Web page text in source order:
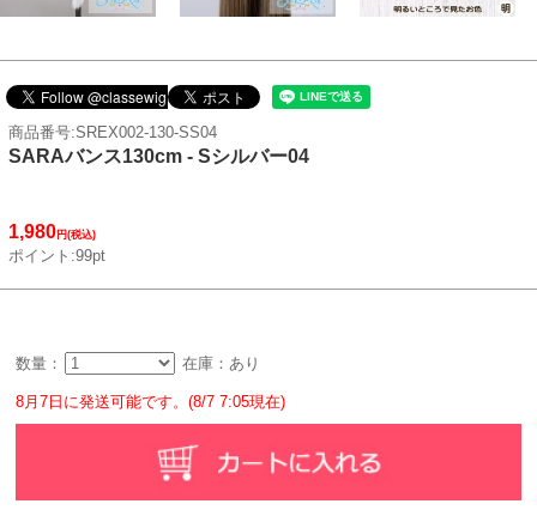
商品番号:SREX002-130-SS04
SARAバンス130cm - Sシルバー04
1,980円(税込)
ポイント:99pt
数量： 在庫：あり
8月7日に発送可能です。(8/7 7:05現在)